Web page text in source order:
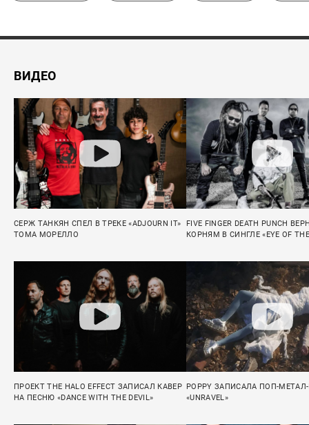
ВИДЕО
СЕРЖ ТАНКЯН СПЕЛ В ТРЕКЕ «ADJOURN IT»
ТОМА МОРЕЛЛО
FIVE FINGER DEATH PUNCH
КОРНЯМ В СИНГЛЕ «EYE OF
ПРОЕКТ THE HALO EFFECT ЗАПИСАЛ КАВЕР
НА ПЕСНЮ «DANCE WITH THE DEVIL»
POPPY ЗАПИСАЛА ПОП-
«UNRAVEL»